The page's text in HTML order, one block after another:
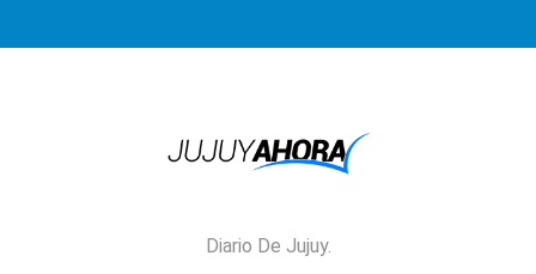
Jujuy Ahora!
Diario De Jujuy.